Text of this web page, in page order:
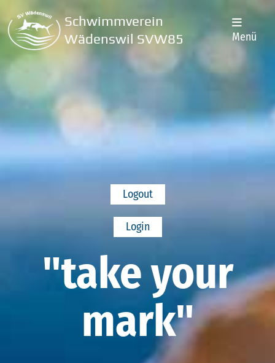
Schwimmverein
Wädenswil SVW85
Menü
Logout
Login
"take your
mark"